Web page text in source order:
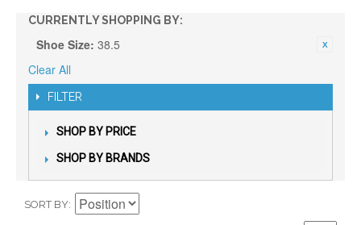
Menu
CURRENTLY SHOPPING BY:
Shoe Size: 38.5
Clear All
FILTER
SHOP BY PRICE
SHOP BY BRANDS
SORT BY